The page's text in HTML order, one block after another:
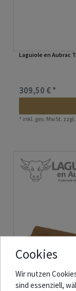
Laguiole en Aubrac
309,50 € *
* inkl. ges. MwSt.
Cookies
Wir nutzen
sind essenziell,